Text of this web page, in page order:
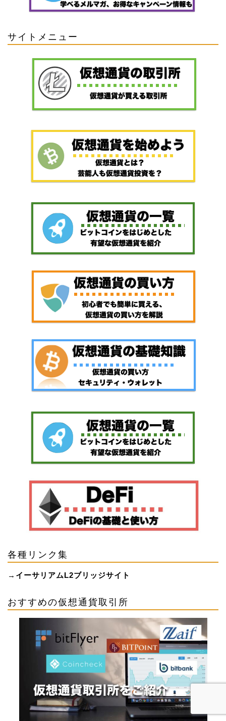
サイトメニュー
各種リンク集
→ イーサリアムL2ブリッジサイト
おすすめの仮想通貨取引所